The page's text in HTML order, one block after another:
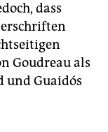
dass
Goudreau als
und Guaidós